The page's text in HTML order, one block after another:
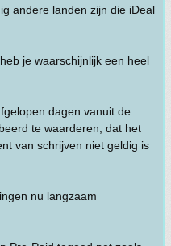
andere landen zijn die iDeal
je waarschijnlijk een heel
dagen vanuit de
te waarderen, dat het
van schrijven niet geldig is
nu langzaam